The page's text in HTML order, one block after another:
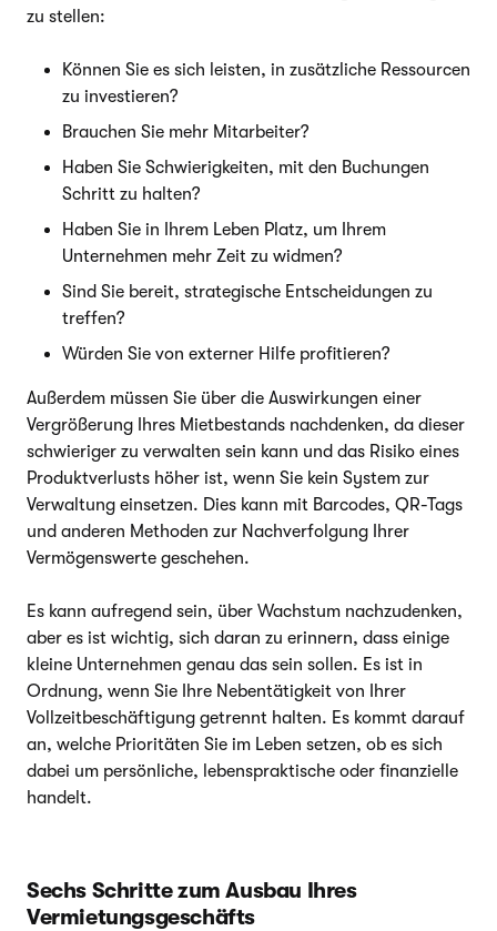
zu stellen:
Können Sie es sich leisten, in zusätzliche Ressourcen
zu investieren?
Brauchen Sie mehr Mitarbeiter?
Haben Sie Schwierigkeiten, mit den Buchungen
Schritt zu halten?
Haben Sie in Ihrem Leben Platz, um Ihrem
Unternehmen mehr Zeit zu widmen?
Sind Sie bereit, strategische Entscheidungen zu
treffen?
Würden Sie von externer Hilfe profitieren?
Außerdem müssen Sie über die Auswirkungen einer
Vergrößerung Ihres Mietbestands nachdenken, da dieser
schwieriger zu verwalten sein kann und das Risiko eines
Produktverlusts höher ist, wenn Sie kein System zur
Verwaltung einsetzen. Dies kann mit Barcodes, QR-Tags
und anderen Methoden zur Nachverfolgung Ihrer
Vermögenswerte geschehen.
Es kann aufregend sein, über Wachstum nachzudenken,
aber es ist wichtig, sich daran zu erinnern, dass einige
kleine Unternehmen genau das sein sollen. Es ist in
Ordnung, wenn Sie Ihre Nebentätigkeit von Ihrer
Vollzeitbeschäftigung getrennt halten. Es kommt darauf
an, welche Prioritäten Sie im Leben setzen, ob es sich
dabei um persönliche, lebenspraktische oder finanzielle
handelt.
Sechs Schritte zum Ausbau Ihres
Vermietungsgeschäfts